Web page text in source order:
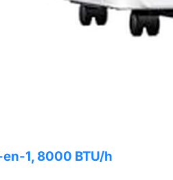
1, 8000 BTU/h